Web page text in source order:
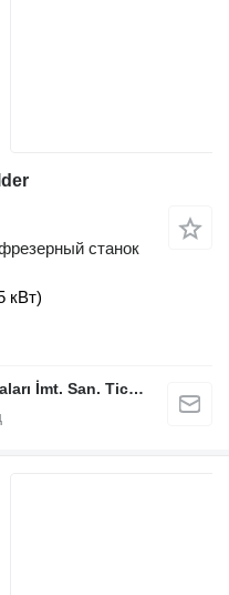
станок
кВт)
Netmak Endüstriyel Ahşap Makinaları İmt. San. Tic. A.Ş.